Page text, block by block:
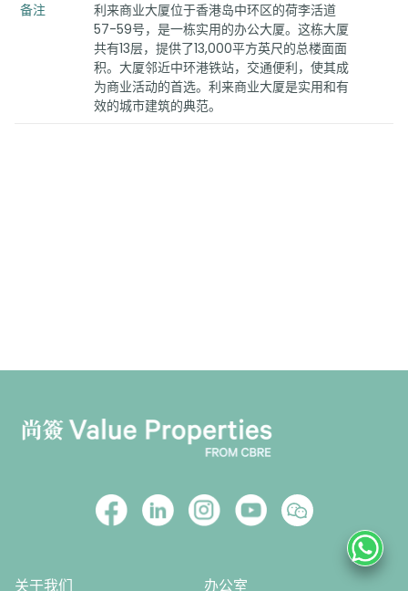
备注
利来商业大厦位于香港岛中环区的荷李活道
57-59号，是一栋实用的办公大厦。这栋大厦
共有13层，提供了13,000平方英尺的总楼面面
积。大厦邻近中环港铁站，交通便利，使其成
为商业活动的首选。利来商业大厦是实用和有
效的城市建筑的典范。
关于我们 办公室